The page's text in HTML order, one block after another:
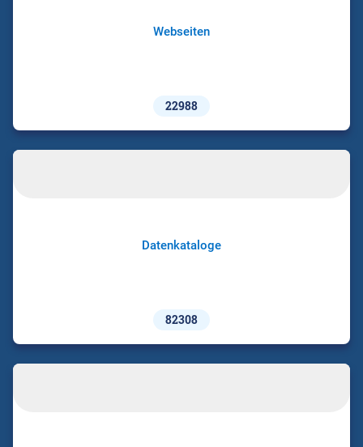
Webseiten
22988
Datenkataloge
82308